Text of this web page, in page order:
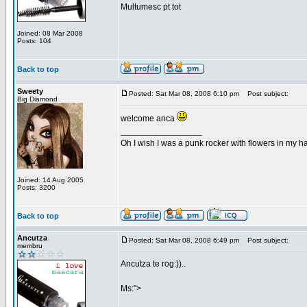
Joined: 08 Mar 2008
Posts: 104
Multumesc pt tot
Back to top
Sweety
Big Diamond
Joined: 14 Aug 2005
Posts: 3200
Posted: Sat Mar 08, 2008 6:10 pm Post subject:
welcome anca
Oh I wish I was a punk rocker with flowers in my
Back to top
Ancutza
membru
Posted: Sat Mar 08, 2008 6:49 pm Post subject:
Ancutza te rog:))..
Ms:">